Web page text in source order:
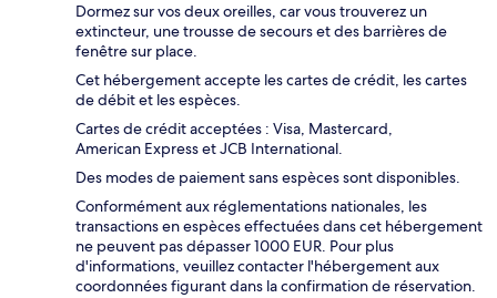
Dormez sur vos deux oreilles, car vous trouverez un
extincteur, une trousse de secours et des barrières de
fenêtre sur place.
Cet hébergement accepte les cartes de crédit, les cartes
de débit et les espèces.
Cartes de crédit acceptées : Visa, Mastercard,
American Express et JCB International.
Des modes de paiement sans espèces sont disponibles.
Conformément aux réglementations nationales, les
transactions en espèces effectuées dans cet hébergement
ne peuvent pas dépasser 1000 EUR. Pour plus
d'informations, veuillez contacter l'hébergement aux
coordonnées figurant dans la confirmation de réservation.